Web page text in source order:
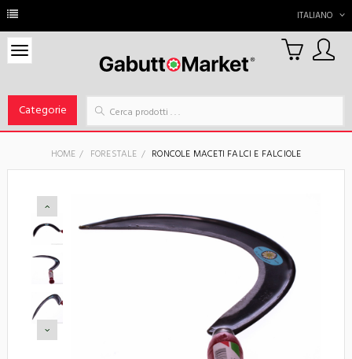
ITALIANO
Categorie
0
Carrello
HOME FORESTALE RONCOLE MACETI FALCI E FALCIOLE